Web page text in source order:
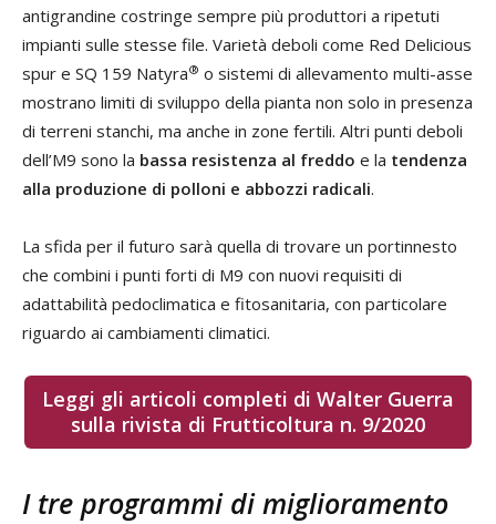
antigrandine costringe sempre più produttori a ripetuti
impianti sulle stesse file. Varietà deboli come Red Delicious
spur e SQ 159 Natyra® o sistemi di allevamento multi-asse
mostrano limiti di sviluppo della pianta non solo in presenza
di terreni stanchi, ma anche in zone fertili. Altri punti deboli
dell’M9 sono la bassa resistenza al freddo e la tendenza
alla produzione di polloni e abbozzi radicali.
La sfida per il futuro sarà quella di trovare un portinnesto
che combini i punti forti di M9 con nuovi requisiti di
adattabilità pedoclimatica e fitosanitaria, con particolare
riguardo ai cambiamenti climatici.
Leggi gli articoli completi di Walter Guerra
sulla rivista di Frutticoltura n. 9/2020
I tre programmi di miglioramento